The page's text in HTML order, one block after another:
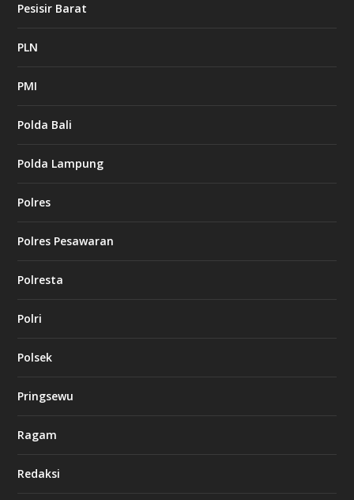
Pesisir Barat
PLN
PMI
Polda Bali
Polda Lampung
Polres
Polres Pesawaran
Polresta
Polri
Polsek
Pringsewu
Ragam
Redaksi